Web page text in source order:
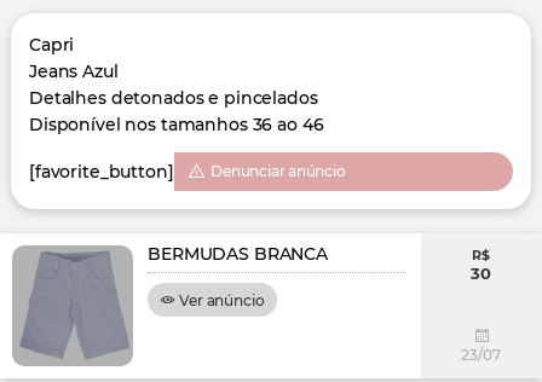
Capri
Jeans Azul
Detalhes detonados e pincelados
Disponível nos tamanhos 36 ao 46
[favorite_button] Denunciar anúncio
BERMUDAS BRANCA
Ver anúncio
R$
30
23/07